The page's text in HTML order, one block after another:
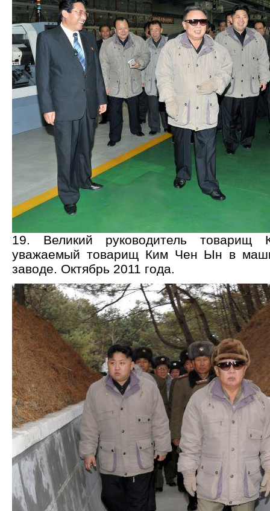
19. Великий руководитель
уважаемый товарищ Ким Чен Ын в
заводе. Октябрь 2011 года.